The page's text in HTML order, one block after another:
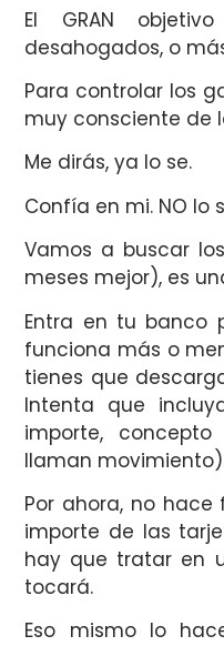
El GRAN
desahogados, o
Para controlar los
muy consciente de
Me dirás, ya lo se.
Confía en mi. NO lo
Vamos a buscar
meses mejor), es
Entra en tu banco
funciona más o
tienes que
Intenta que
importe,
llaman
Por ahora, no
importe de las
hay que tratar en
tocará.
Eso mismo lo